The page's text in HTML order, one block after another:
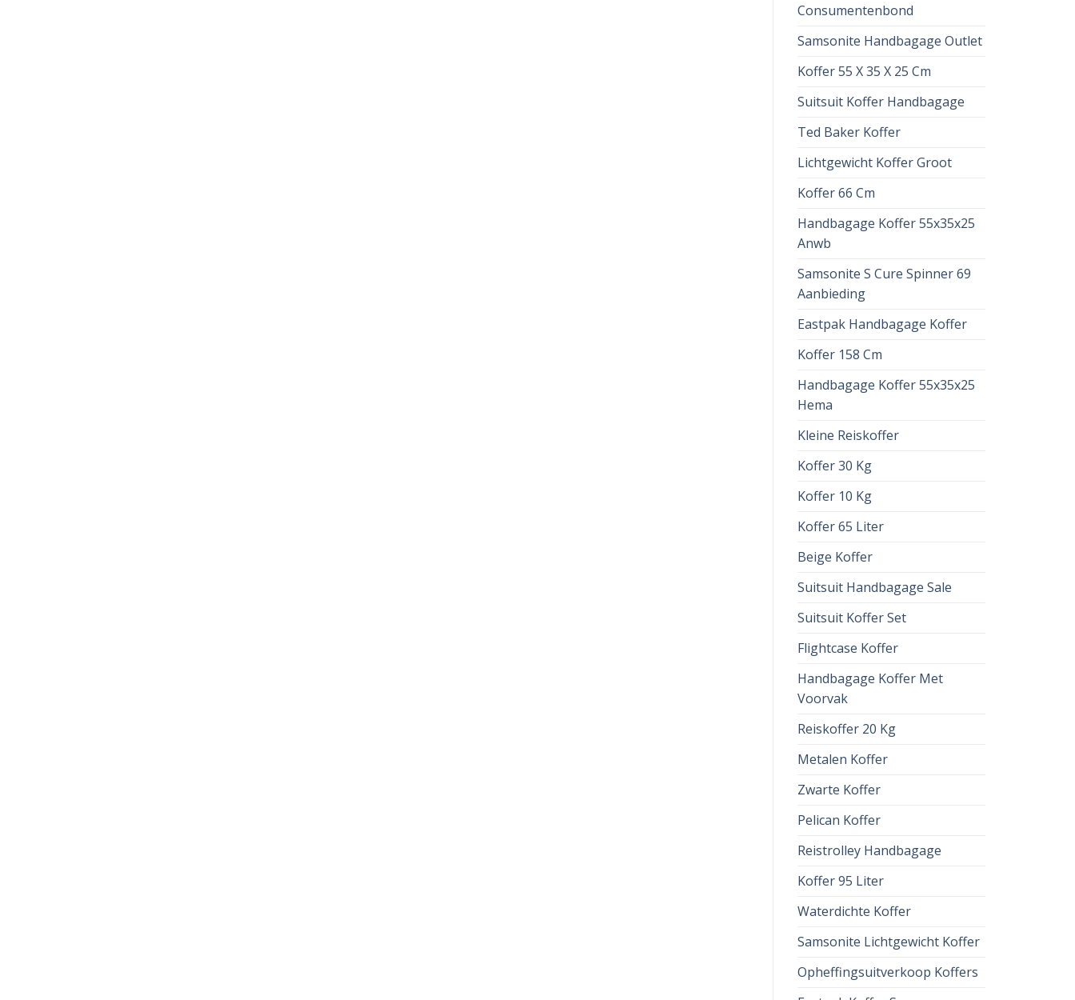
Consumentenbond
Samsonite Handbagage Outlet
Koffer 55 X 35 X 25 Cm
Suitsuit Koffer Handbagage
Ted Baker Koffer
Lichtgewicht Koffer Groot
Koffer 66 Cm
Handbagage Koffer 55x35x25
Anwb
Samsonite S Cure Spinner 69
Aanbieding
Eastpak Handbagage Koffer
Koffer 158 Cm
Handbagage Koffer 55x35x25
Hema
Kleine Reiskoffer
Koffer 30 Kg
Koffer 10 Kg
Koffer 65 Liter
Beige Koffer
Suitsuit Handbagage Sale
Suitsuit Koffer Set
Flightcase Koffer
Handbagage Koffer Met
Voorvak
Reiskoffer 20 Kg
Metalen Koffer
Zwarte Koffer
Pelican Koffer
Reistrolley Handbagage
Koffer 95 Liter
Waterdichte Koffer
Samsonite Lichtgewicht Koffer
Opheffingsuitverkoop Koffers